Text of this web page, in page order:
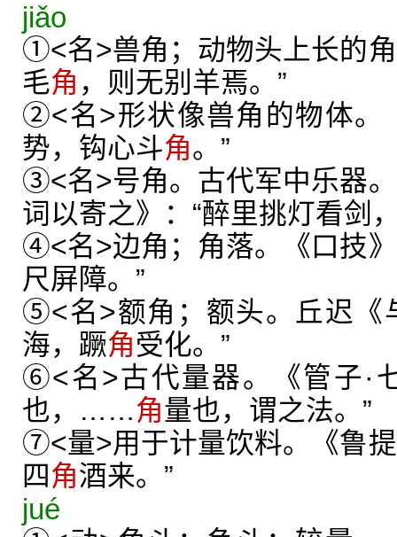
jiǎo
①<名>兽角；动物头上长的
毛角 ，则无别羊焉。”
②<名>形状像兽角的物体。
势，钩心斗角。”
③<名>号角。古代军中乐器
词以寄之》：“醉里挑灯看剑
④<名>边角；角落。《口技
尺屏障。”
⑤<名>额角；额头。丘迟《
海，蹶角受化。”
⑥<名>古代量器。《管子·
也，……角量也，谓之法。”
⑦<量>用于计量饮料。《鲁
四角酒来。”
jué